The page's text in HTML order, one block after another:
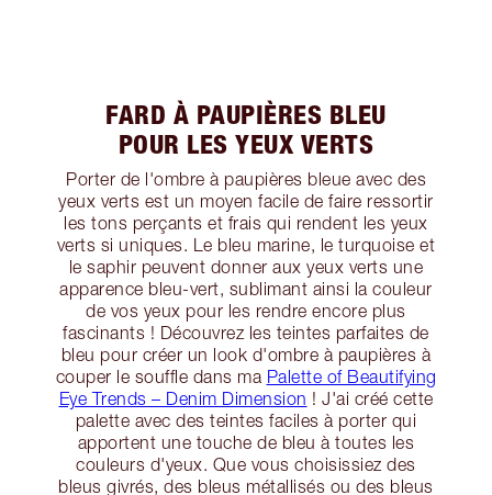
FARD À PAUPIÈRES BLEU
POUR LES YEUX VERTS
Porter de l'ombre à paupières bleue avec des
yeux verts est un moyen facile de faire ressortir
les tons perçants et frais qui rendent les yeux
verts si uniques. Le bleu marine, le turquoise et
le saphir peuvent donner aux yeux verts une
apparence bleu-vert, sublimant ainsi la couleur
de vos yeux pour les rendre encore plus
fascinants ! Découvrez les teintes parfaites de
bleu pour créer un look d'ombre à paupières à
couper le souffle dans ma Palette of Beautifying
Eye Trends – Denim Dimension ! J'ai créé cette
palette avec des teintes faciles à porter qui
apportent une touche de bleu à toutes les
couleurs d'yeux. Que vous choisissiez des
bleus givrés, des bleus métallisés ou des bleus